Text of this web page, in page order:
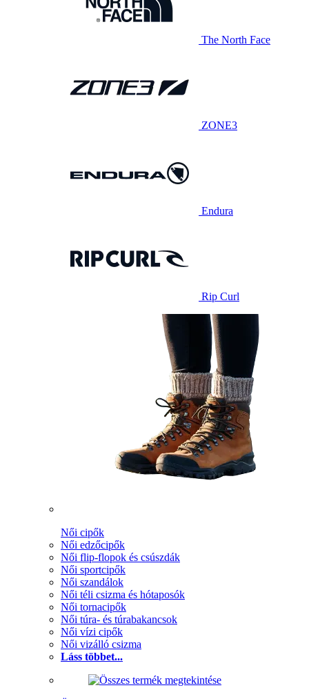
The North Face
ZONE3
Endura
Rip Curl
Női cipők
Női edzőcipők
Női flip-flopok és csúszdák
Női sportcipők
Női szandálok
Női téli csizma és hótaposók
Női tornacipők
Női túra- és túrabakancsok
Női vízi cipők
Női vizálló csizma
Láss többet...